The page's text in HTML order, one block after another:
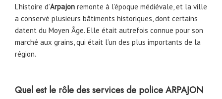
L’histoire d’Arpajon remonte à l’époque médiévale, et la ville
a conservé plusieurs bâtiments historiques, dont certains
datent du Moyen Âge. Elle était autrefois connue pour son
marché aux grains, qui était l’un des plus importants de la
région.
Quel est le rôle des services de policeARPAJON